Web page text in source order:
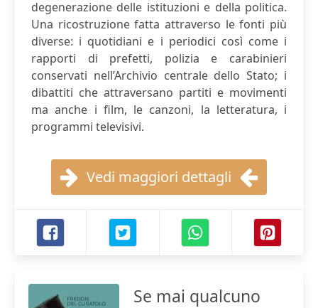
degenerazione delle istituzioni e della politica.
Una ricostruzione fatta attraverso le fonti più
diverse: i quotidiani e i periodici così come i
rapporti di prefetti, polizia e carabinieri
conservati nell’Archivio centrale dello Stato; i
dibattiti che attraversano partiti e movimenti
ma anche i film, le canzoni, la letteratura, i
programmi televisivi.
Vedi maggiori dettagli
Se mai qualcuno